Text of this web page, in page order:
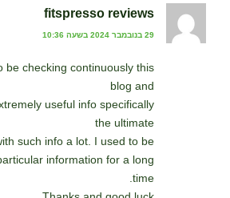
fitspresso reviews
29 בנובמבר 2024 בשעה 10:36
be checking continuously this
blog and
useful info specifically
the ultimate
such info a lot. I used to be
information for a long
time.